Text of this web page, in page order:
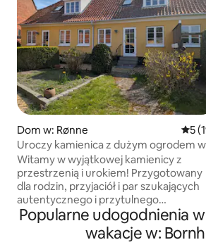
Dom w: Rønne
5
Uroczy kamienica z dużym ogrodem w
sercu Rønne
Witamy w wyjątkowej kamienicy z
przestrzenią i urokiem! Przygotowany
dla rodzin, przyjaciół i par szukających
autentycznego i przytulnego
wypoczynku na wyspie na klifie! 🏠 Tutaj
masz do dyspozycji 2 łazienki,
3 przestronne sypialnie itp. Pościel
Popularne udogodnienia
wakacje w: